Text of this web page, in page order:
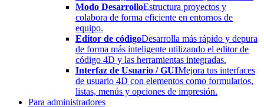
Modo DesarrolloEstructura proyectos y
colabora de forma eficiente en entornos de
equipo.
Editor de códigoDesarrolla más rápido y depura
de forma más inteligente utilizando el editor de
código 4D y las herramientas integradas.
Interfaz de Usuario / GUIMejora tus interfaces
de usuario 4D con elementos como formularios,
listas, menús y opciones de impresión.
Para administradores